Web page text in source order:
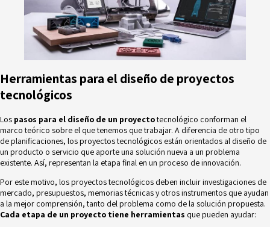
Herramientas para el diseño de proyectos
tecnológicos
Los pasos para el diseño de un proyectotecnológico conforman el
marco teórico sobre el que tenemos que trabajar. A diferencia de otro tipo
de planificaciones, losproyectos tecnológicos están orientados al diseño de
un producto o servicio que aporte una solución nueva a un problema
existente. Así, representan la etapa final en un proceso de innovación.
Por este motivo, los proyectos tecnológicos deben incluir investigaciones de
mercado, presupuestos, memorias técnicas y otros instrumentos que ayudan
a la mejor comprensión, tanto del problema como de la solución propuesta.
Cada etapa de un proyecto tiene herramientas que pueden ayudar: